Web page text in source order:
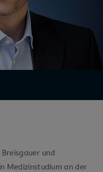
und
Medizinstudium an der